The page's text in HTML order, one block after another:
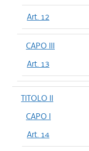
Art. 12
CAPO III
Art. 13
TITOLO II
CAPO I
Art. 14